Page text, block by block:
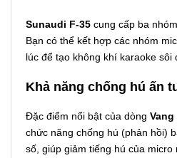
Sunaudi F-35 cung cấp ba
Bạn có thể kết hợp các nhóm
lúc để tạo không khí karaoke sôi
Khả năng chống hú ấn
Đặc điểm nổi bật của dòng
chức năng chống hú (phản hồi)
số, giúp giảm tiếng hú của micro